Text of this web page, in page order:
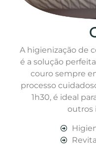
A higienização de
é a solução
couro sempre
processo
1h30, é ideal
outros